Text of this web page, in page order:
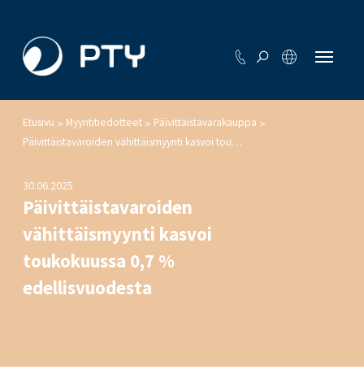
Etusivu > Myyntitiedotteet > Päivittäistavarakauppa >
Päivittäistavaroiden vähittäismyynti kasvoi toukokuussa 0,7 % edellisvuodesta
30.06.2025
Päivittäistavaroiden
vähittäismyynti kasvoi
toukokuussa 0,7 %
edellisvuodesta